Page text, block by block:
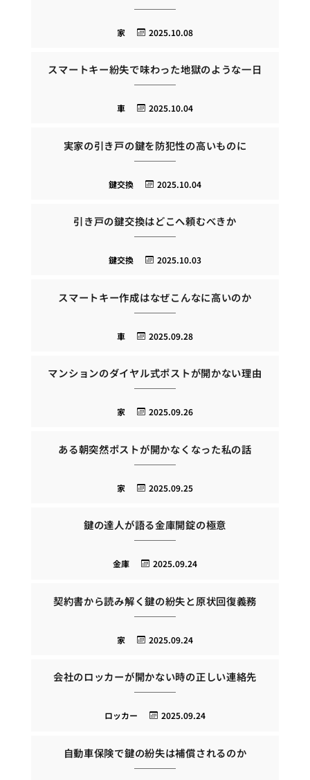
2025.10.08
家
スマートキー紛失で味わった地獄のような一日
2025.10.04
車
実家の引き戸の鍵を防犯性の高いものに
2025.10.04
鍵交換
引き戸の鍵交換はどこへ頼むべきか
2025.10.03
鍵交換
スマートキー作成はなぜこんなに高いのか
2025.09.28
車
マンションのダイヤル式ポストが開かない理由
2025.09.26
家
ある朝突然ポストが開かなくなった私の話
2025.09.25
家
鍵の達人が語る金庫開錠の極意
2025.09.24
金庫
契約書から読み解く鍵の紛失と原状回復義務
2025.09.24
家
会社のロッカーが開かない時の正しい連絡先
2025.09.24
ロッカー
自動車保険で鍵の紛失は補償されるのか